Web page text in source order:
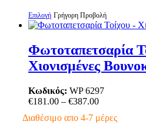
σελίδα
του
€387.00
Επιλογή Αυτό
το
πολλαπλές
παραλλαγές.
επιλογές
μπορούν
επιλεγούν
Γρήγορη Προβολή
Φωτοταπετσαρία
Χιονισμένες
Κωδικός: WP 6297
€181.00 – €387.00Price
€181.00
Διαθέσιμο απο 4-7 μέρες